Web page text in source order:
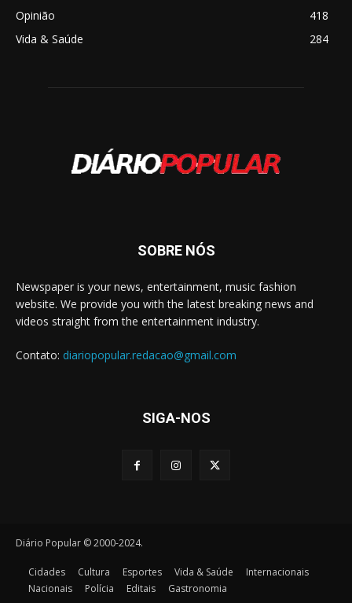
Opinião
418
Vida & Saúde
284
SOBRE NÓS
Newspaper is your news, entertainment, music fashion
website. We provide you with the latest breaking news and
videos straight from the entertainment industry.
Contato: diariopopular.redacao@gmail.com
SIGA-NOS
Diário Popular © 2000-2024.
Cidades Cultura Esportes Vida & Saúde
Internacionais
Nacionais
Polícia Editais Gastronomia